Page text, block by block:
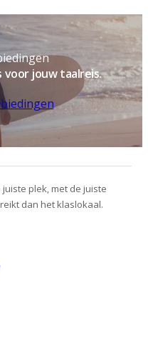
voor jouw taalreis.
plek, met de juiste
dan het klaslokaal.